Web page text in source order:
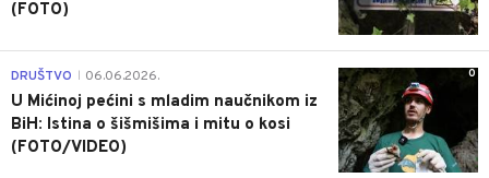
(FOTO)
0
DRUŠTVO 06.06.2026.
U Mićinoj pećini s mladim naučnikom iz
BiH: Istina o šišmišima i mitu o kosi
(FOTO/VIDEO)